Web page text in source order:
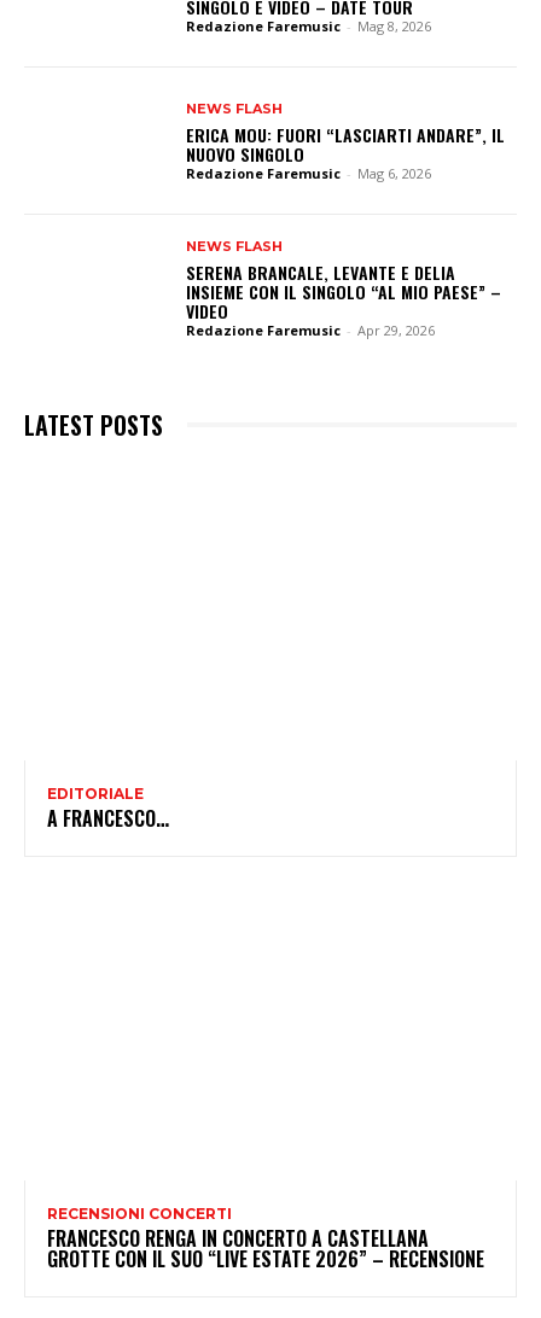
SINGOLO E VIDEO – DATE TOUR
Redazione Faremusic - Mag 8, 2026
NEWS FLASH
ERICA MOU: FUORI “LASCIARTI ANDARE”, IL
NUOVO SINGOLO
Redazione Faremusic - Mag 6, 2026
NEWS FLASH
SERENA BRANCALE, LEVANTE E DELIA
INSIEME CON IL SINGOLO “AL MIO PAESE” –
VIDEO
Redazione Faremusic - Apr 29, 2026
LATEST POSTS
EDITORIALE
A FRANCESCO…
RECENSIONI CONCERTI
FRANCESCO RENGA IN CONCERTO A CASTELLANA
GROTTE CON IL SUO “LIVE ESTATE 2026” – RECENSIONE